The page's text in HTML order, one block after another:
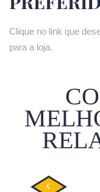
Clique no link que
para a loja.